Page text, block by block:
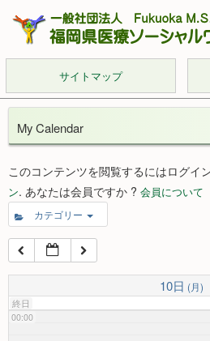
サイトマップ
My Calendar
このコンテンツを閲覧するにはログイ
ン. あなたは会員ですか ? 会員について
カテゴリー
10日 (月)
終日
00:00